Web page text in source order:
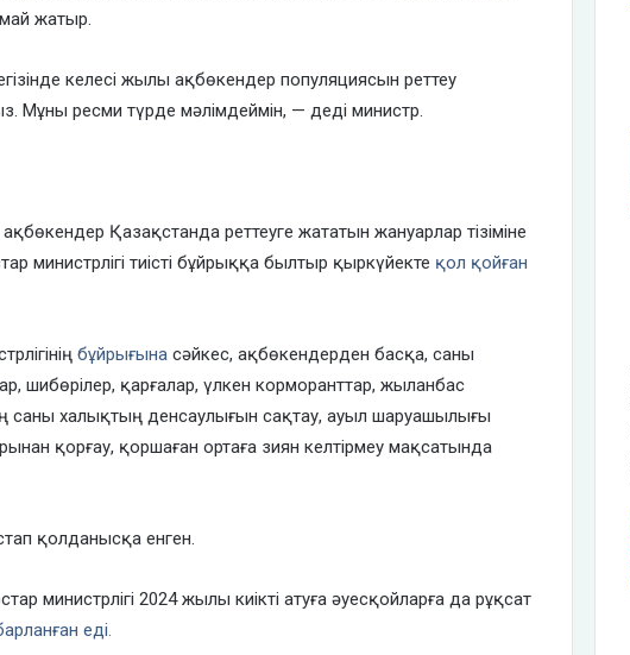
жатыр.
келесі жылы ақбөкендер популяциясын реттеу
ресми түрде мәлімдеймін, — деді министр.
Қазақстанда реттеуге жататын жануарлар тізіміне
министрлігі тиісті бұйрыққа былтыр қыркүйекте қол қойған
бұйрығына сәйкес, ақбөкендерден басқа, саны
шибөрілер, қарғалар, үлкен корморанттар, жыланбас
саны халықтың денсаулығын сақтау, ауыл шаруашылығы
қорғау, қоршаған ортаға зиян келтірмеу мақсатында
қолданысқа енген.
министрлігі 2024 жылы киікті атуға әуесқойларға да рұқсат
еді.